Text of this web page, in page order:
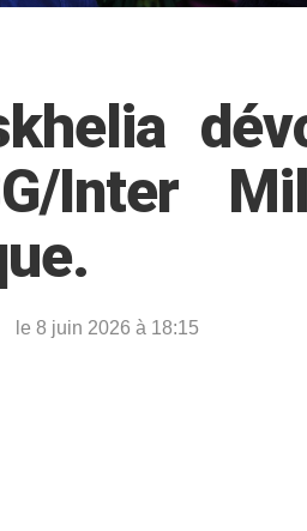
Inter
le 8 juin 2026 à 18:15